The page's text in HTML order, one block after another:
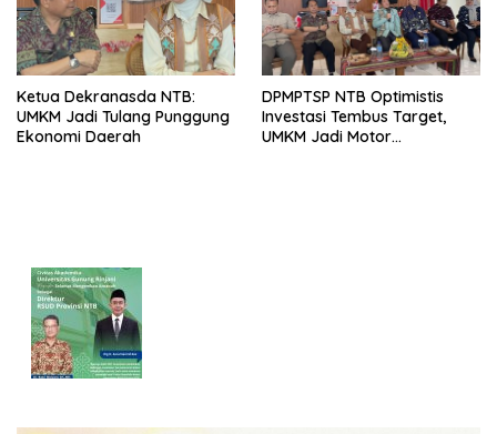
Ketua Dekranasda NTB:
UMKM Jadi Tulang Punggung
Ekonomi Daerah
DPMPTSP NTB Optimistis
Investasi Tembus Target,
UMKM Jadi Motor